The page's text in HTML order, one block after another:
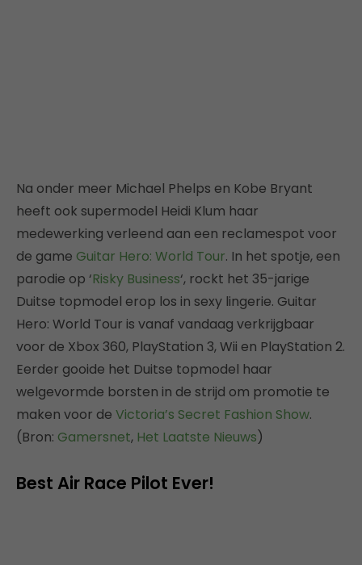
Na onder meer Michael Phelps en Kobe Bryant
heeft ook supermodel Heidi Klum haar
medewerking verleend aan een reclamespot voor
de game Guitar Hero: World Tour. In het spotje, een
parodie op ‘Risky Business‘, rockt het 35-jarige
Duitse topmodel erop los in sexy lingerie. Guitar
Hero: World Tour is vanaf vandaag verkrijgbaar
voor de Xbox 360, PlayStation 3, Wii en PlayStation 2.
Eerder gooide het Duitse topmodel haar
welgevormde borsten in de strijd om promotie te
maken voor de Victoria’s Secret Fashion Show.
(Bron: Gamersnet, Het Laatste Nieuws)
Best Air Race Pilot Ever!